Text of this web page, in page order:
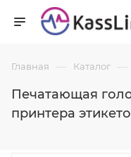
Главная — Каталог —
Печатающая
принтера